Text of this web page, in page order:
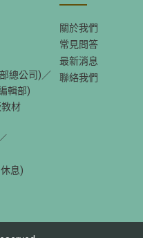
總公司)／
輯部)
材
息)
關於我們
常見問答
最新消息
聯絡我們